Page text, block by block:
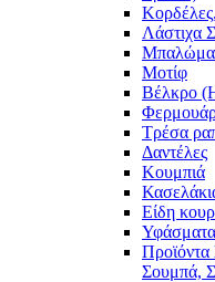
Λάστιχα
Mοτίφ
Βέλκρο
Τρέσα
Δαντέλες
Κουμπιά
Είδη
Προϊόντα
Σουμπά,